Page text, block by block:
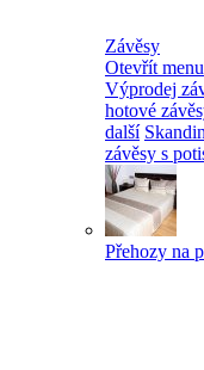
Závěsy
Otevřít menu
Výprodej
hotové
další
závěsy s
Přehozy na